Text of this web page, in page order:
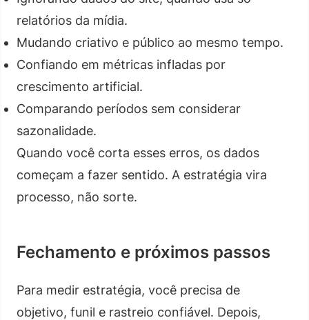
relatórios da mídia.
Mudando criativo e público ao mesmo tempo.
Confiando em métricas infladas por
crescimento artificial.
Comparando períodos sem considerar
sazonalidade.
Quando você corta esses erros, os dados
começam a fazer sentido. A estratégia vira
processo, não sorte.
Fechamento e próximos passos
Para medir estratégia, você precisa de
objetivo, funil e rastreio confiável. Depois,